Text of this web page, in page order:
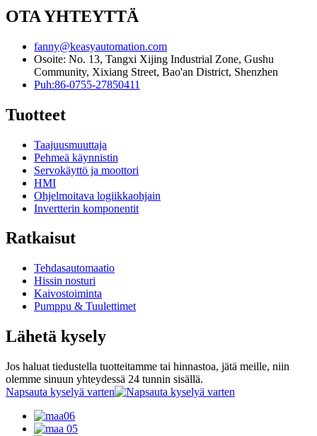
OTA YHTEYTTÄ
fanny@keasyautomation.com
Osoite: No. 13, Tangxi Xijing Industrial Zone, Gushu
Community, Xixiang Street, Bao'an District, Shenzhen
Puh:86-0755-27850411
Tuotteet
Taajuusmuuttaja
Pehmeä käynnistin
Servokäyttö ja moottori
HMI
Ohjelmoitava logiikkaohjain
Invertterin komponentit
Ratkaisut
Tehdasautomaatio
Hissin nosturi
Kaivostoiminta
Pumppu & Tuulettimet
Lähetä kysely
Jos haluat tiedustella tuotteitamme tai hinnastoa, jätä meille, niin
olemme sinuun yhteydessä 24 tunnin sisällä.
Napsauta kyselyä varten